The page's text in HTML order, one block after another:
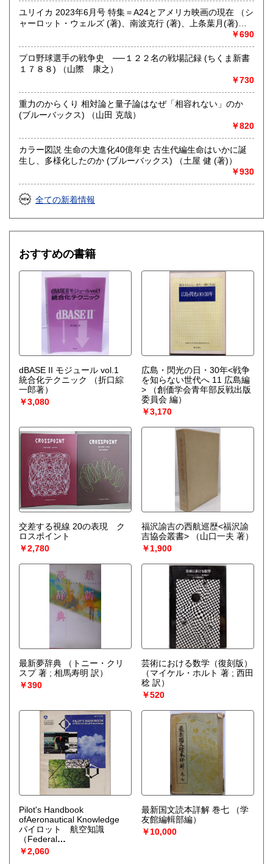
ユリイカ 2023年6月号 特集＝A24とアメリカ映画の現在 （シ
ャーロット・ウェルズ (著)、南波克行 (著)、上条葉月(著)、
￥690
プロ野球選手の戦争史 ──１２２名の戦場記録 (ちくま新書
１７８８) （山際 康之）
￥730
重力のからくり 相対論と量子論はなぜ「相容れない」のか
(ブルーバックス) （山田 克哉）
￥820
カラー図説 生命の大進化40億年史 古生代編生命はいかに誕
生し、多様化したのか (ブルーバックス) （土屋 健 (著)）
￥930
全ての新着情報
おすすめの書籍
dBASE II モジュール vol.1
統合化テクニック
（折口綜
一郎著）
￥3,080
広島・閃光の日・30年<戦争
を知らない世代へ 11 広島編
>
（創価学会青年部反戦出版
委員会 編）
￥3,170
交差する視線 20の表現 ク
ロスポイント
￥2,780
福沢諭吉の西航巡歴<福沢諭
吉協会叢書>
（山口一夫 著）
￥1,900
最新夢辞典
（トニー・クリ
スプ 著 ; 相馬寿明 訳）
￥390
芸術における数学（復刻版）
（マイケル・ホルト 著 ; 西田
稔 訳）
￥520
Pilot's Handbook
ofAeronautical Knowledge
パイロット 航空知識
（Federal
AviationAdministration
(FAA)）
￥2,060
最新国文読本詳解 巻七
（学
友館編輯部編）
￥10,000